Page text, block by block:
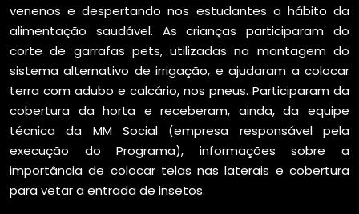
venenos e despertando nos estudantes o hábito da
alimentação saudável. As crianças participaram do
corte de garrafas pets, utilizadas na montagem do
sistema alternativo de irrigação, e ajudaram a colocar
terra com adubo e calcário, nos pneus. Participaram da
cobertura da horta e receberam, ainda, da equipe
técnica da MM Social (empresa responsável pela
execução do Programa), informações sobre a
importância de colocar telas nas laterais e cobertura
para vetar a entrada de insetos.